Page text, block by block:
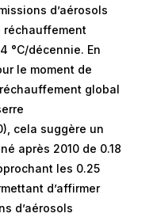
d’aérosols
réchauffement
°C/décennie. En
le moment de
global
cela suggère un
après 2010 de 0.18
les 0.25
d’affirmer
d’aérosols